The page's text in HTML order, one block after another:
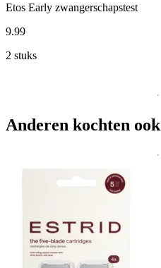
Etos Early zwangerschapstest
9.99
2 stuks
Anderen kochten ook